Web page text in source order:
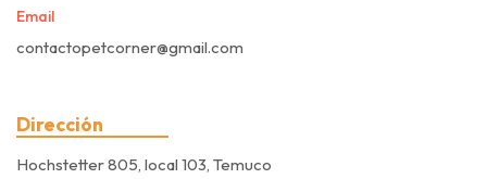
Email
contactopetcorner@gmail.com
Dirección
Hochstetter 805, local 103, Temuco